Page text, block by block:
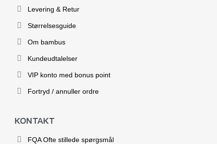
Levering & Retur
Størrelsesguide
Om bambus
Kundeudtalelser
VIP konto med bonus point
Fortryd / annuller ordre
KONTAKT
FQA Ofte stillede spørgsmål